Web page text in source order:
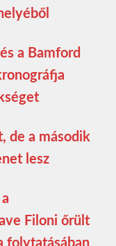
a Bamford
de a második
lesz
Filoni őrült